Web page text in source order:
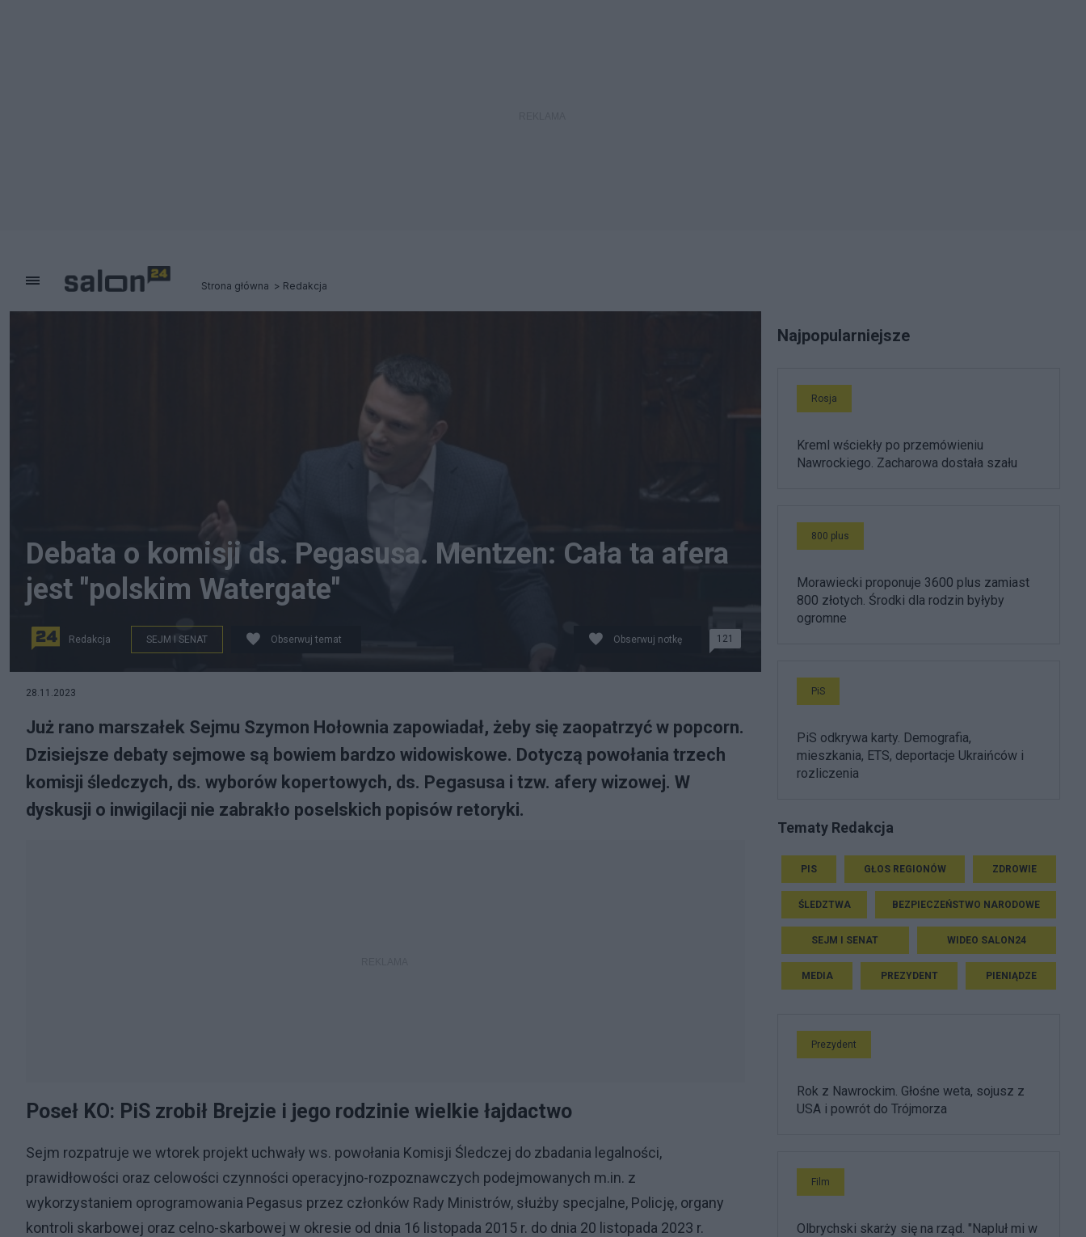
Strona główna Redakcja
Debata o komisji ds. Pegasusa. Mentzen: Cała ta afera
jest "polskim Watergate"
Redakcja SEJM I SENAT Obserwuj temat Obserwuj notkę 121
28.11.2023
Już rano marszałek Sejmu Szymon Hołownia zapowiadał, żeby się zaopatrzyć w popcorn.
Dzisiejsze debaty sejmowe są bowiem bardzo widowiskowe. Dotyczą powołania trzech
komisji śledczych, ds. wyborów kopertowych, ds. Pegasusa i tzw. afery wizowej. W
dyskusji o inwigilacji nie zabrakło poselskich popisów retoryki.
Poseł KO: PiS zrobił Brejzie i jego rodzinie wielkie łajdactwo
Sejm rozpatruje we wtorek projekt uchwały ws. powołania Komisji Śledczej do zbadania legalności,
prawidłowości oraz celowości czynności operacyjno-rozpoznawczych podejmowanych m.in. z
wykorzystaniem oprogramowania Pegasus przez członków Rady Ministrów, służby specjalne, Policję, organy
kontroli skarbowej oraz celno-skarbowej w okresie od dnia 16 listopada 2015 r. do dnia 20 listopada 2023 r.
Najpopularniejsze
Rosja
Kreml wściekły po przemówieniu
Nawrockiego. Zacharowa dostała szału
800 plus
Morawiecki proponuje 3600 plus zamiast
800 złotych. Środki dla rodzin byłyby
ogromne
PiS
PiS odkrywa karty. Demografia,
mieszkania, ETS, deportacje Ukraińców i
rozliczenia
Tematy Redakcja
PIS GŁOS REGIONÓW ZDROWIE
ŚLEDZTWA BEZPIECZEŃSTWO NARODOWE
SEJM I SENAT WIDEO SALON24
MEDIA PREZYDENT PIENIĄDZE
Prezydent
Rok z Nawrockim. Głośne weta, sojusz z
USA i powrót do Trójmorza
Film
Olbrychski skarży się na rząd. "Napluł mi w